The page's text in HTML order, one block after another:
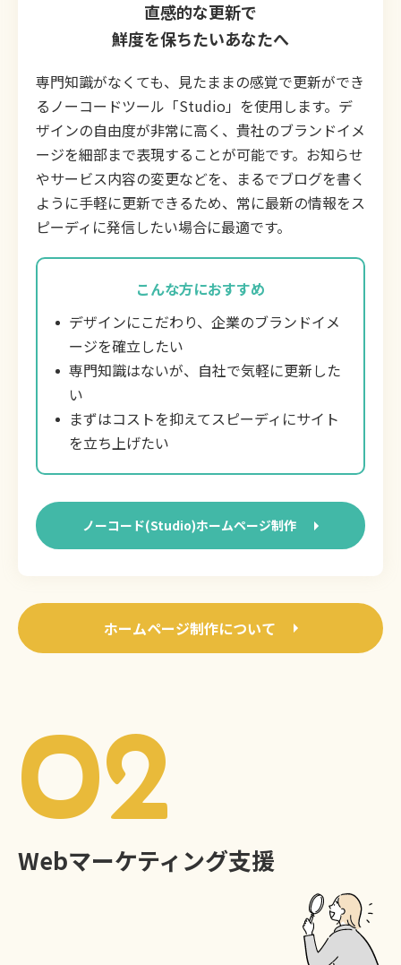
直感的な更新で
鮮度を保ちたいあなたへ
専門知識がなくても、見たままの感覚で更新ができ
るノーコードツール「Studio」を使用します。デ
ザインの自由度が非常に高く、貴社のブランドイメ
ージを細部まで表現することが可能です。お知らせ
やサービス内容の変更などを、まるでブログを書く
ように手軽に更新できるため、常に最新の情報をス
ピーディに発信したい場合に最適です。
こんな方におすすめ
デザインにこだわり、企業のブランドイメ
ージを確立したい
専門知識はないが、自社で気軽に更新した
い
まずはコストを抑えてスピーディにサイト
を立ち上げたい
ノーコード(Studio)ホームページ制作
ホームページ制作について
02
Webマーケティング支援